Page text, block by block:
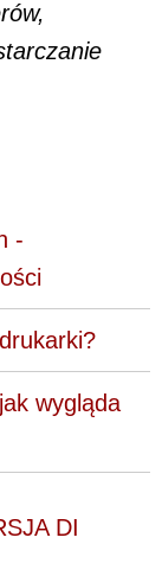
-
wygląda
DI